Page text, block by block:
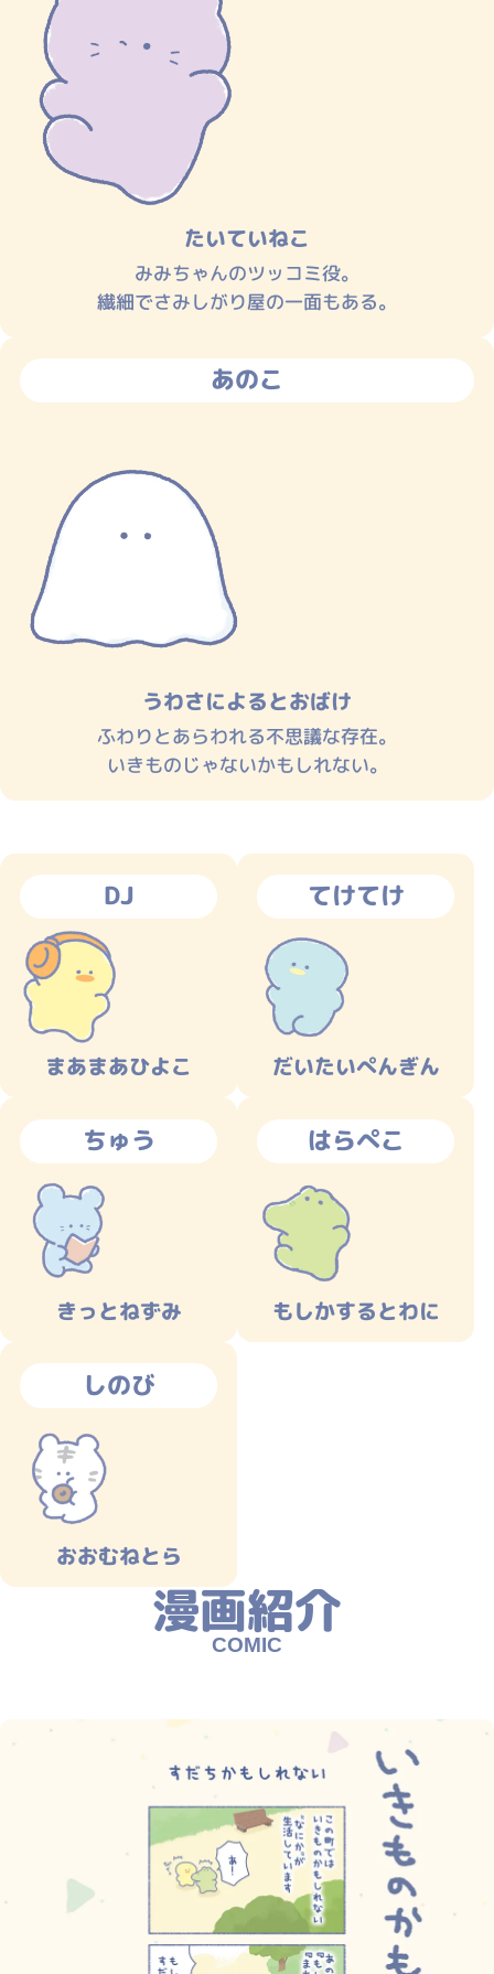
たいていねこ
みみちゃんのツッコミ役。
繊細でさみしがり屋の一面もある。
あのこ
うわさによるとおばけ
ふわりとあらわれる不思議な存在。
いきものじゃないかもしれない。
DJ
まあまあひよこ
てけてけ
だいたいぺんぎん
ちゅう
きっとねずみ
はらぺこ
もしかするとわに
しのび
おおむねとら
漫画紹介